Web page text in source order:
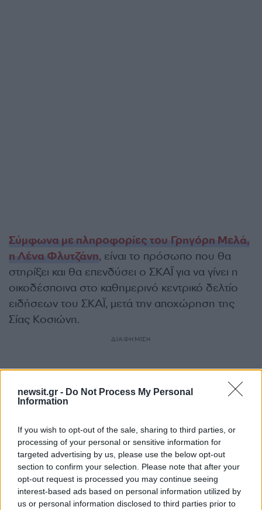
newsit.gr - Do Not Process My Personal
Information
If you wish to opt-out of the sale, sharing to third parties, or
processing of your personal or sensitive information for
targeted advertising by us, please use the below opt-out
section to confirm your selection. Please note that after your
opt-out request is processed you may continue seeing
interest-based ads based on personal information utilized by
us or personal information disclosed to third parties prior to
Σύμφωνα με πληροφορίες του Γρηγόρη Μελά,
η Λένα Φλυτζάνη, είναι το πρόσωπο που θα
στηρίξει και θα επενδύσει ο ΣΚΑΪ για να γίνει η
οικοδέσποινα στο καθημερινό κεντρικό δελτίο
ειδήσεων του ΣΚΑΪ, μετά την αποχώρηση της
Σίας Κοσιώνη.
ΔΙΑΦΗΜΙΣΗ